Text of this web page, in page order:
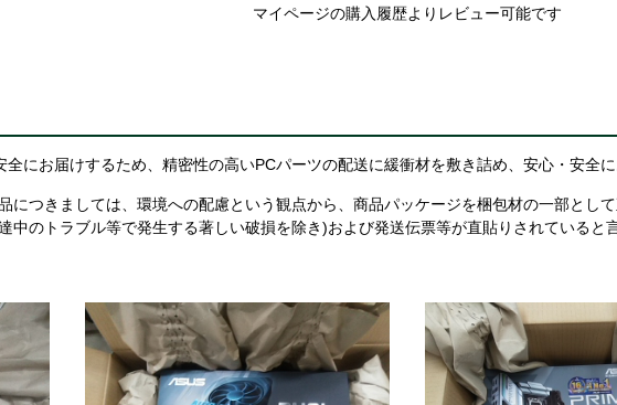
マイページの購入履歴よりレビュー可能です
にお届けするため、精密性の高いPCパーツの配送に緩衝材を敷き詰め、安心・安全
につきましては、環境への配慮という観点から、商品パッケージを梱包材の一部とし
中のトラブル等で発生する著しい破損を除き)および発送伝票等が直貼りされている